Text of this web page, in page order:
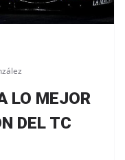
LO MEJOR
DEL TC